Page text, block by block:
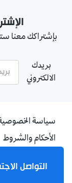
بإشتراكك معنا
بريدك
الالكتروني
سياسة
الأحكام والشروط
اتصل بنا
التواصل